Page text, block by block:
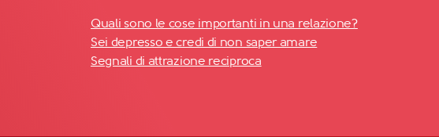
Quali sono le cose importanti in una relazione?
Sei depresso e credi di non saper amare
Segnali di attrazione reciproca